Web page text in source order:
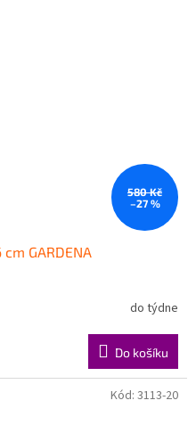
580 Kč
–27 %
GARDENA
do týdne
Do košíku
Kód: 3113-20